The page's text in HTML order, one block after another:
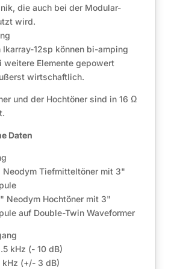
die auch bei der Modular-
wird.
Ikarray-12sp können bi-amping
weitere Elemente gepowert
wirtschaftlich.
und der Hochtöner sind in 16 Ω
Daten
Neodym Tiefmitteltöner mit 3"
Neodym Hochtöner mit 3"
auf Double-Twin Waveformer
kHz (- 10 dB)
kHz (+/- 3 dB)